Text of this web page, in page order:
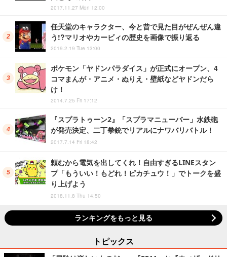
2017.11.27 Mon 12:00
任天堂のキャラクター、今と昔で見た目がぜんぜん違
う!?マリオやカービィの歴史を画像で振り返る
2019.2.19 Tue 13:00
ポケモン「ヤドンパラダイス」が正式にオープン、4
コマまんが・アニメ・ぬりえ・壁紙などヤドンだら
け！
2014.7.25 Fri 17:12
『スプラトゥーン2』「スプラマニューバー」水鉄砲
が発売決定、二丁拳銃でリアルにナワバリバトル！
2017.7.14 Fri 18:42
頼むから電気を出してくれ！自由すぎるLINEスタン
プ「もういい！もどれ！ピカチュウ！」でトークを盛
り上げよう
2018.11.8 Thu 14:50
ランキングをもっと見る
トピックス